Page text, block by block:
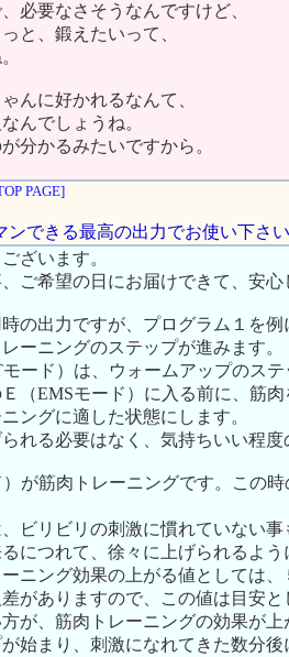
必要なさそうなんですけど、
と、鍛えたいって、
んに好かれるなんて、
んでしょうね。
分かるみたいですから。
PAGE]
ンできる最高の出力でお使い下さい
ざいます。
ご希望の日にお届けできて、安心
の出力ですが、プログラム１を
ーニングのステップが進みます。
ード）は、ウォームアップのス
（EMSモード）に入る前に、筋
ングに適した状態にします。
れる必要はなく、気持ちいい程
が筋肉トレーニングです。この
ビリビリの刺激に慣れていない
につれて、徐々に上げられるよ
ニング効果の上がる値としては
がありますので、この値は目安
が、筋肉トレーニングの効果が上
始まり、刺激になれてきた数分